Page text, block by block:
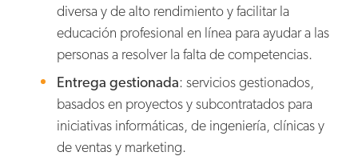
diversa y de alto rendimiento y facilitar la
educación profesional en línea para ayudar a las
personas a resolver la falta de competencias.
Entrega gestionada: servicios gestionados,
basados en proyectos y subcontratados para
iniciativas informáticas, de ingeniería, clínicas y
de ventas y marketing.